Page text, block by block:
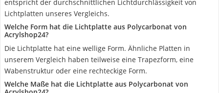
entspricht der durchschnittlichen Lichtdurchlässigkeit von
Lichtplatten unseres Vergleichs.
Welche Form hat die Lichtplatte aus Polycarbonat von
Acrylshop24?
Die Lichtplatte hat eine wellige Form. Ähnliche Platten in
unserem Vergleich haben teilweise eine Trapezform, eine
Wabenstruktur oder eine rechteckige Form.
Welche Maße hat die Lichtplatte aus Polycarbonat von